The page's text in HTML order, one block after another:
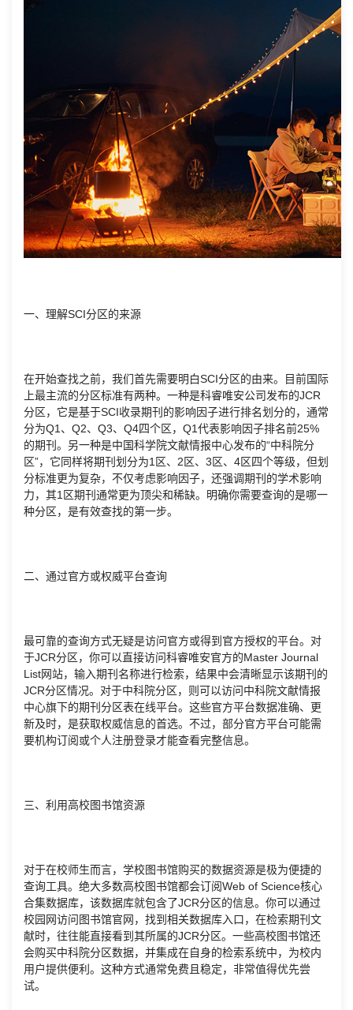
一、理解SCI分区的来源
在开始查找之前，我们首先需要明白SCI分区的由来。目前国际
上最主流的分区标准有两种。一种是科睿唯安公司发布的JCR
分区，它是基于SCI收录期刊的影响因子进行排名划分的，通常
分为Q1、Q2、Q3、Q4四个区，Q1代表影响因子排名前25%
的期刊。另一种是中国科学院文献情报中心发布的“中科院分
区”，它同样将期刊划分为1区、2区、3区、4区四个等级，但划
分标准更为复杂，不仅考虑影响因子，还强调期刊的学术影响
力，其1区期刊通常更为顶尖和稀缺。明确你需要查询的是哪一
种分区，是有效查找的第一步。
二、通过官方或权威平台查询
最可靠的查询方式无疑是访问官方或得到官方授权的平台。对
于JCR分区，你可以直接访问科睿唯安官方的Master Journal
List网站，输入期刊名称进行检索，结果中会清晰显示该期刊的
JCR分区情况。对于中科院分区，则可以访问中科院文献情报
中心旗下的期刊分区表在线平台。这些官方平台数据准确、更
新及时，是获取权威信息的首选。不过，部分官方平台可能需
要机构订阅或个人注册登录才能查看完整信息。
三、利用高校图书馆资源
对于在校师生而言，学校图书馆购买的数据资源是极为便捷的
查询工具。绝大多数高校图书馆都会订阅Web of Science核心
合集数据库，该数据库就包含了JCR分区的信息。你可以通过
校园网访问图书馆官网，找到相关数据库入口，在检索期刊文
献时，往往能直接看到其所属的JCR分区。一些高校图书馆还
会购买中科院分区数据，并集成在自身的检索系统中，为校内
用户提供便利。这种方式通常免费且稳定，非常值得优先尝
试。